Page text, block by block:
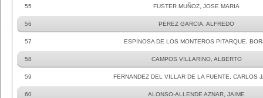
55 FUSTER MUÑOZ, JOSE MARIA
56 PEREZ GARCIA, ALFREDO
57 ESPINOSA DE LOS MONTEROS PITARQUE,
58 CAMPOS VILLARINO, ALBERTO
59 FERNANDEZ DEL VILLAR DE LA FUENTE, CARLOS
60 ALONSO-ALLENDE AZNAR, JAIME